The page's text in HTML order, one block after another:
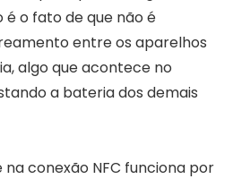
é o fato de que não é
entre os aparelhos
algo que acontece no
a bateria dos demais
conexão NFC funciona por